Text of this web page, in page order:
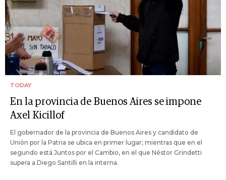
TODAY
En la provincia de Buenos Aires se impone
Axel Kicillof
El gobernador de la provincia de Buenos Aires y candidato de
Unión por la Patria se ubica en primer lugar; mientras que en el
segundo está Juntos por el Cambio, en el que Néstor Grindetti
supera a Diego Santilli en la interna.